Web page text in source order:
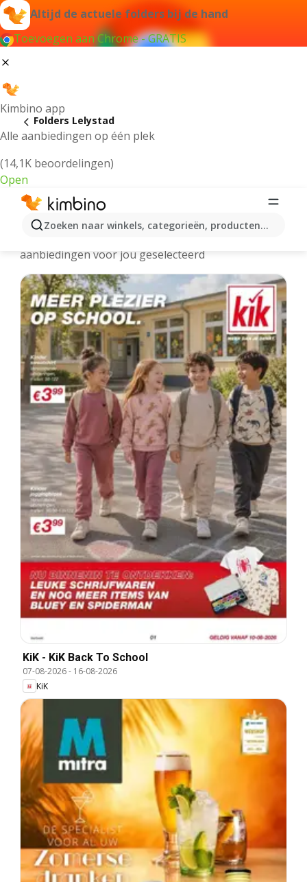
Altijd de actuele folders bij de hand
Toevoegen aan Chrome - GRATIS
Kimbino app
Alle aanbiedingen op één plek
(14,1K beoordelingen)
Open
Zoeken naar winkels, categorieën, producten...
Folders Lelystad
Lelystad - Meest recente folders
aanbiedingen voor jou geselecteerd
KiK - KiK Back To School
07-08-2026- 16-08-2026
KiK